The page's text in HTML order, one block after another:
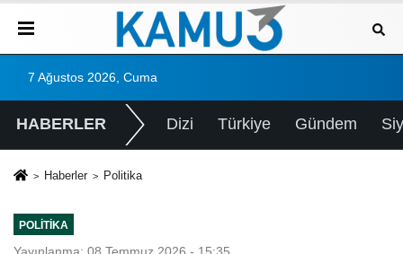
7 Ağustos 2026, Cuma
HABERLER Dizi Türkiye Gündem
Haberler Politika
POLITIKA